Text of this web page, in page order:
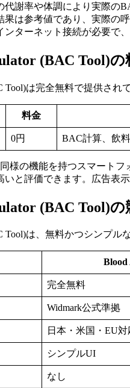
代謝率や体調により実際の
果は参考値であり、実際の
ンターネット接続が必要で
(BAC Tool)
Tool)は完全無料で提供さ
料金
0円 BAC計算、飲
様の機能を持つスマートフ
いと評価できます。広告表
(BAC Tool)の
Tool)は、無料かつシンプル
Blood
完全無料
Widmark公式準拠
日本・米国・EU対
シンプルUI
なし